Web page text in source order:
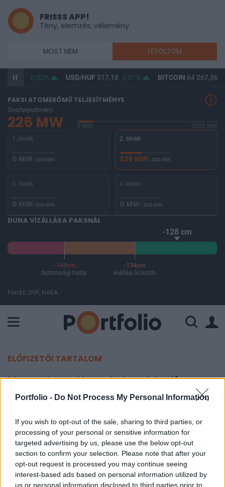
Portfolio - Do Not Process My Personal Information
If you wish to opt-out of the sale, sharing to third parties, or
processing of your personal or sensitive information for
targeted advertising by us, please use the below opt-out
section to confirm your selection. Please note that after your
opt-out request is processed you may continue seeing
interest-based ads based on personal information utilized by
us or personal information disclosed to third parties prior to
FRISSS APP!
Tény, elemzés, vélemény
MOST NEM LETÖLTÖM
365,47 0,02% USD/HUF 317,18 0,07% BITCOIN 64 267,36
PAKSI ATOMERŐMŰ TELJESÍTMÉNYE
Összteljesítmény
226 MW 0 MW
2000 MW
1. blokk
0 MW/ 500 MW
2. blokk
226 MW/ 500 MW
3. blokk
0 MW/ 500 MW
4. blokk
0 MW/ 500 MW
DUNA VÍZÁLLÁSA PAKSNÁL
-128 cm
-144cm
biztonsági határ
-134cm
leállási küszöb
Forrás: OVF, HAEA
ELŐFIZETŐI TARTALOM
Nagyot esett az Aston Martin
árfolyama
Portfolio
2019. február 28. 12:14
Az Aston Martin részvényei nagyot estek ma,
miután a cég felemás számokat tett közzé. Bár a